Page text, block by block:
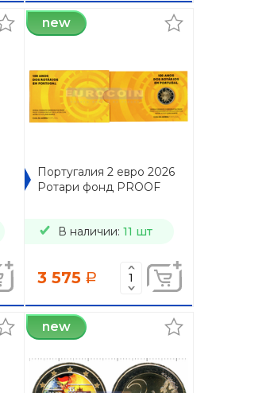
new
Португалия 2 евро 2026
Ротари фонд PROOF
В наличии: 11 шт
3 575 a
new